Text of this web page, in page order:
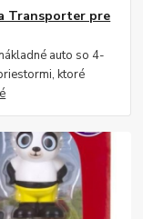
Transporter pre
auto so 4-
ktoré